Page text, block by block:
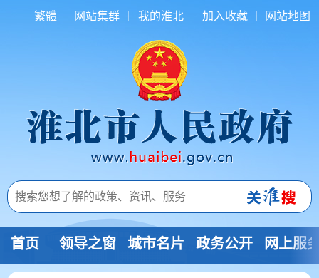
繁體 网站集群 我的淮北 加入收藏 网站地图
首页 领导之窗 城市名片 政务公开 网上服